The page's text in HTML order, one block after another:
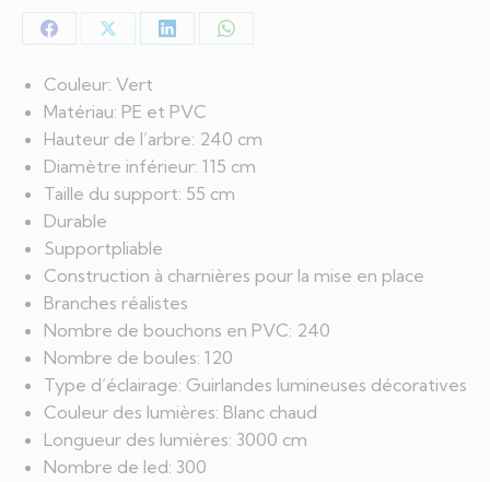
Couleur: Vert
Matériau: PE et PVC
Hauteur de l’arbre: 240 cm
Diamètre inférieur: 115 cm
Taille du support: 55 cm
Durable
Supportpliable
Construction à charnières pour la mise en place
Branches réalistes
Nombre de bouchons en PVC: 240
Nombre de boules: 120
Type d’éclairage: Guirlandes lumineuses décoratives
Couleur des lumières: Blanc chaud
Longueur des lumières: 3000 cm
Nombre de led: 300
Partager
sur
Facebook
Partager
sur
X
Partager
LinkedIn
Partager